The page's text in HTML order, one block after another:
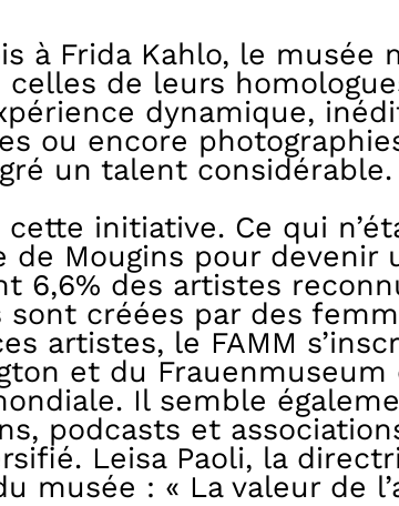
à Frida Kahlo, le
de leurs
dynamique,
ou encore
un talent considérable.
initiative. Ce qui
Mougins pour devenir
6,6% des artistes
créées par des
artistes, le FAMM
et du
Il semble
podcasts et
Leisa Paoli, la
: « La valeur de